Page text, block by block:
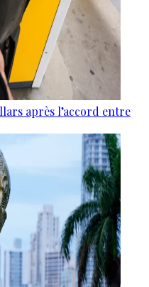
après l’accord entre